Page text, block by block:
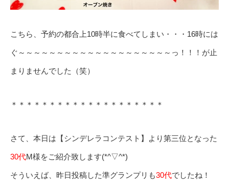
こちら、予約の都合上10時半に食べてしまい・・・16時には
ぐ～～～～～～～～～～～～～～～～～～～～っ！！！が止
まりませんでした（笑）
＊＊＊＊＊＊＊＊＊＊＊＊＊＊＊＊＊＊＊＊
さて、本日は【シンデレラコンテスト】より第三位となった
30代M様をご紹介致します(*^▽^*)
そういえば、昨日投稿した準グランプリも30代でしたね！